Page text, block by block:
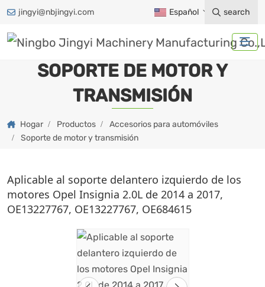
jingyi@nbjingyi.com Español search
SOPORTE DE MOTOR Y
TRANSMISIÓN
Hogar Productos
Accesorios para automóviles
Soporte de motor y transmisión
Aplicable al soporte delantero izquierdo de los
motores Opel Insignia 2.0L de 2014 a 2017,
OE13227767, OE13227767, OE684615